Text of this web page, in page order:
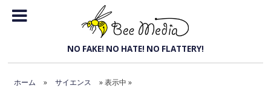
ー
Bee Media
NO FAKE! NO HATE! NO FLATTERY!
ホーム » サイエンス » 表示中 »